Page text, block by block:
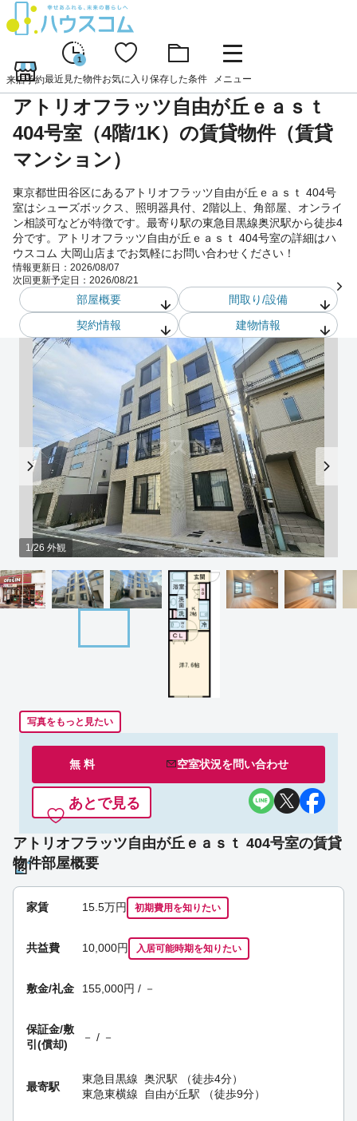
来店予約
1
最近見た物件お気に入り 保存した条件 メニュー
アトリオフラッツ自由が丘ｅａｓｔ
404号室（4階/1K）の賃貸物件（賃貸
マンション）
東京都世田谷区にあるアトリオフラッツ自由が丘ｅａｓｔ 404号
室はシューズボックス、照明器具付、2階以上、角部屋、オンライ
ン相談可などが特徴です。最寄り駅の東急目黒線奥沢駅から徒歩4
分です。アトリオフラッツ自由が丘ｅａｓｔ 404号室の詳細はハ
ウスコム 大岡山店までお気軽にお問い合わせください！
情報更新日： 2026/08/07
次回更新予定日： 2026/08/21
部屋概要
間取り/設備
契約情報
建物情報
1/26 外観
写真をもっと見たい
無 料 空室状況を問い合わせ
あとで見る
アトリオフラッツ自由が丘ｅａｓｔ 404号室の賃貸
物件部屋概要
家賃 15.5万円 初期費用を知りたい
共益費 10,000円 入居可能時期を知りたい
敷金/礼金 155,000円 / －
保証金/敷
引(償却)
－ / －
最寄駅
東急目黒線 奥沢駅 （徒歩4分）
東急東横線
自由が丘駅 （徒歩9分）